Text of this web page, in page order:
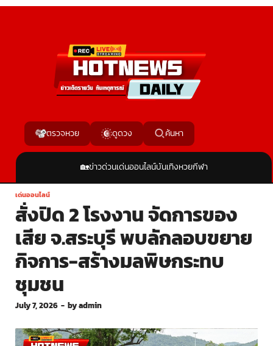
ตรวจหวย ดูดวง ค้นหา
🏡ข่าวด่วนเด่นออนไลน์บันเทิงหวยกีฬา
เด่นออนไลน์
สั่งปิด 2 โรงงาน จัดการของ
เสีย จ.สระบุรี พบลักลอบขยาย
กิจการ-สร้างมลพิษกระทบ
ชุมชน
July 7, 2026 - byadmin